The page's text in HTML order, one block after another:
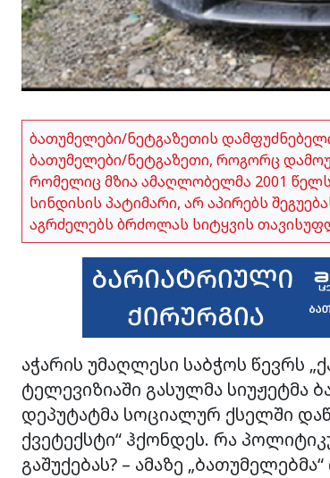
ბათუმელები/ნეტგაზეთის
ბათუმელები/ნეტგაზეთი, როგორც
რომელიც მზია ამაღლობელმა 2001
სინდისის პატიმარი, არ აპირებს
აგრძელებს ბრძოლას სიტყვის
აჭარის უმაღლესი საბჭოს წევრს
ტელევიზიაში გასულმა სიუჟეტმა
დეპუტატმა სოციალურ ქსელში
ქვეტექსტი“ ჰქონდეს. რა
გაშუქებას? – ამაზე